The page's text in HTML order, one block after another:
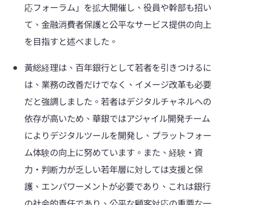
応フォーラム」を拡大開催し、役員や幹部も招い
て、金融消費者保護と公平なサービス提供の向上
を目指すと述べました。
黃総経理は、百年銀行として若者を引きつけるに
は、業務の改善だけでなく、イメージ改革も必要
だと強調しました。若者はデジタルチャネルへの
依存が高いため、華銀ではアジャイル開発チーム
によりデジタルツールを開発し、プラットフォー
ム体験の向上に努めています。また、経験・資
力・判断力が乏しい若年層に対しては支援と保
護、エンパワーメントが必要であり、これは銀行